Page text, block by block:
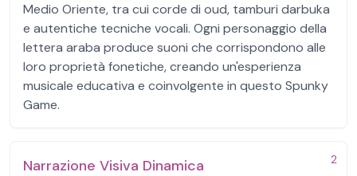
Medio Oriente, tra cui corde di oud, tamburi darbuka
e autentiche tecniche vocali. Ogni personaggio della
lettera araba produce suoni che corrispondono alle
loro proprietà fonetiche, creando un'esperienza
musicale educativa e coinvolgente in questo Spunky
Game.
2
Narrazione Visiva Dinamica